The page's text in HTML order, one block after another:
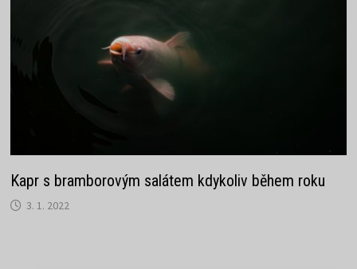
Kapr s bramborovým salátem kdykoliv během roku
3. 1. 2022